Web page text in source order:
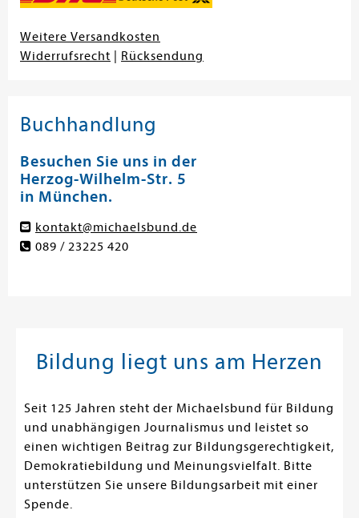
Weitere Versandkosten
Widerrufsrecht
Rücksendung
Buchhandlung
Besuchen Sie uns in der
Herzog-Wilhelm-Str. 5
in München.
kontakt@michaelsbund.de
089 / 23225 420
Bildung liegt uns am Herzen
Seit 125 Jahren steht der Michaelsbund für Bildung
und unabhängigen Journalismus und leistet so
einen wichtigen Beitrag zur Bildungsgerechtigkeit,
Demokratiebildung und Meinungsvielfalt. Bitte
unterstützen Sie unsere Bildungsarbeit mit einer
Spende.